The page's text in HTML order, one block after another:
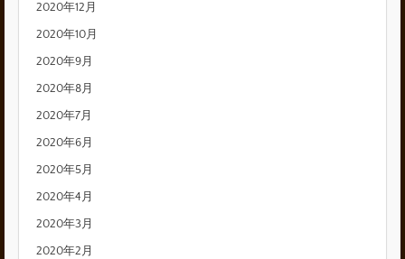
2020年12月
2020年10月
2020年9月
2020年8月
2020年7月
2020年6月
2020年5月
2020年4月
2020年3月
2020年2月